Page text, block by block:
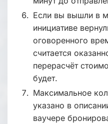
Если вы вышли в
инициативе
оговоренного
считается
перерасчёт
будет.
Максимальное
указано в
ваучере